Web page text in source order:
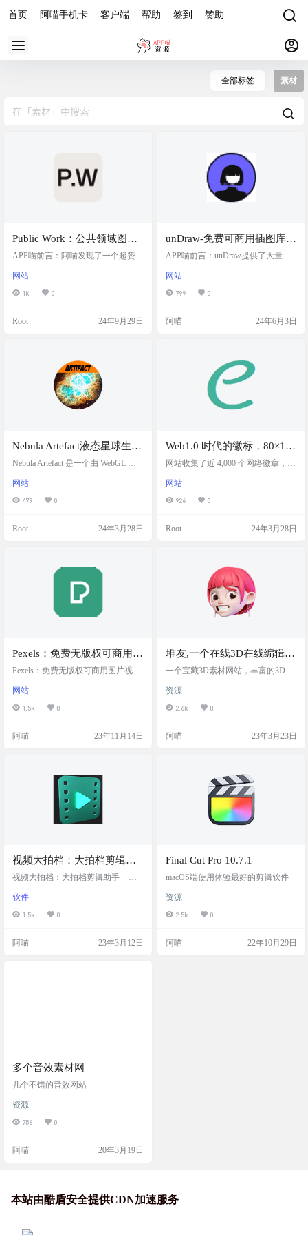
首页 阿喵手机卡 客户端 帮助 签到 赞助
全部标签 素材
Public Work：公共领域图片
搜索引擎，目前共有 10万+
馆和纽约公共图书馆，均为
无版权图片
APP喵前言：阿喵发现了一个超赞的
在寻找无版权的图片素材，那这里
就是你的宝库。Public Work是一个专
来源是大都会博物馆和纽约公共图
级方便，完全不需要注册。快来探
索这个宝库，为你的项目增添独特
网站
1k 0
Root 24年9月29日
unDraw-免费可商用插图库，
做设计，自媒体必备
APP喵前言：unDraw提供了大量的
项目。插图主题丰富多样，包括商
业、科技、生活方式等，用户可自
图库更加方便呈现你的idea，并且提
松创建炫酷的网站、照片和文档。
开始使用 unDraw Handcr…
网站
799 0
阿喵 24年6月3日
Nebula Artefact液态星球生成
器：免费制作星球素材，用
Nebula Artefact 是一个由 WebGL 专
具，用户可以通过它创造独特的虚
拟星球。这个工具操作简单，无需
乐趣。 网站打开就是可以直接操作
了，直接鼠标右键，图片另存为即
可保存图片，选择复…
网站
479 0
Root 24年3月28日
Web1.0 时代的徽标，80×15
像素艺术图标存档
网站收集了近 4,000 个网络徽章，网
的小型网站装饰，通常尺寸为80x15
像素。它们也被称为“antipixel button
章最初用于指示网站最佳浏览的浏
平台、编程语言、编辑器、…
网站
926 0
Root 24年3月28日
Pexels：免费无版权可商用图
片视频素材网站
Pexels：免费无版权可商用图片视频
频均可免费下载和使用，才华横溢
的摄影作者在这里免费分享最精彩
图片均在 Pexels 许可下授权。我们
有成千上万的免费素材图片，每天
都会添加新的高分辨率图片。所…
网站
1.5k 0
阿喵 23年11月14日
堆友,一个在线3D在线编辑器
网站,可免费商用
一个宝藏3D素材网站，丰富的3D头
计师正版原创，全量免费商用
资源
2.6k 0
阿喵 23年3月23日
视频大拍档：大拍档剪辑助
手 + 创作助手
视频大拍档：大拍档剪辑助手 + 创
计和开发的整合了视频剪辑中非常
实用的功能于一体的桌面程序，目
找十分方便。 图片效果 软件特色 可
软件
1.5k 0
阿喵 23年3月12日
Final Cut Pro 10.7.1
macOS端使用体验最好的剪辑软件
资源
2.5k 0
阿喵 22年10月29日
多个音效素材网
几个不错的音效网站
资源
756 0
阿喵 20年3月19日
本站由酷盾安全提供CDN加速服务